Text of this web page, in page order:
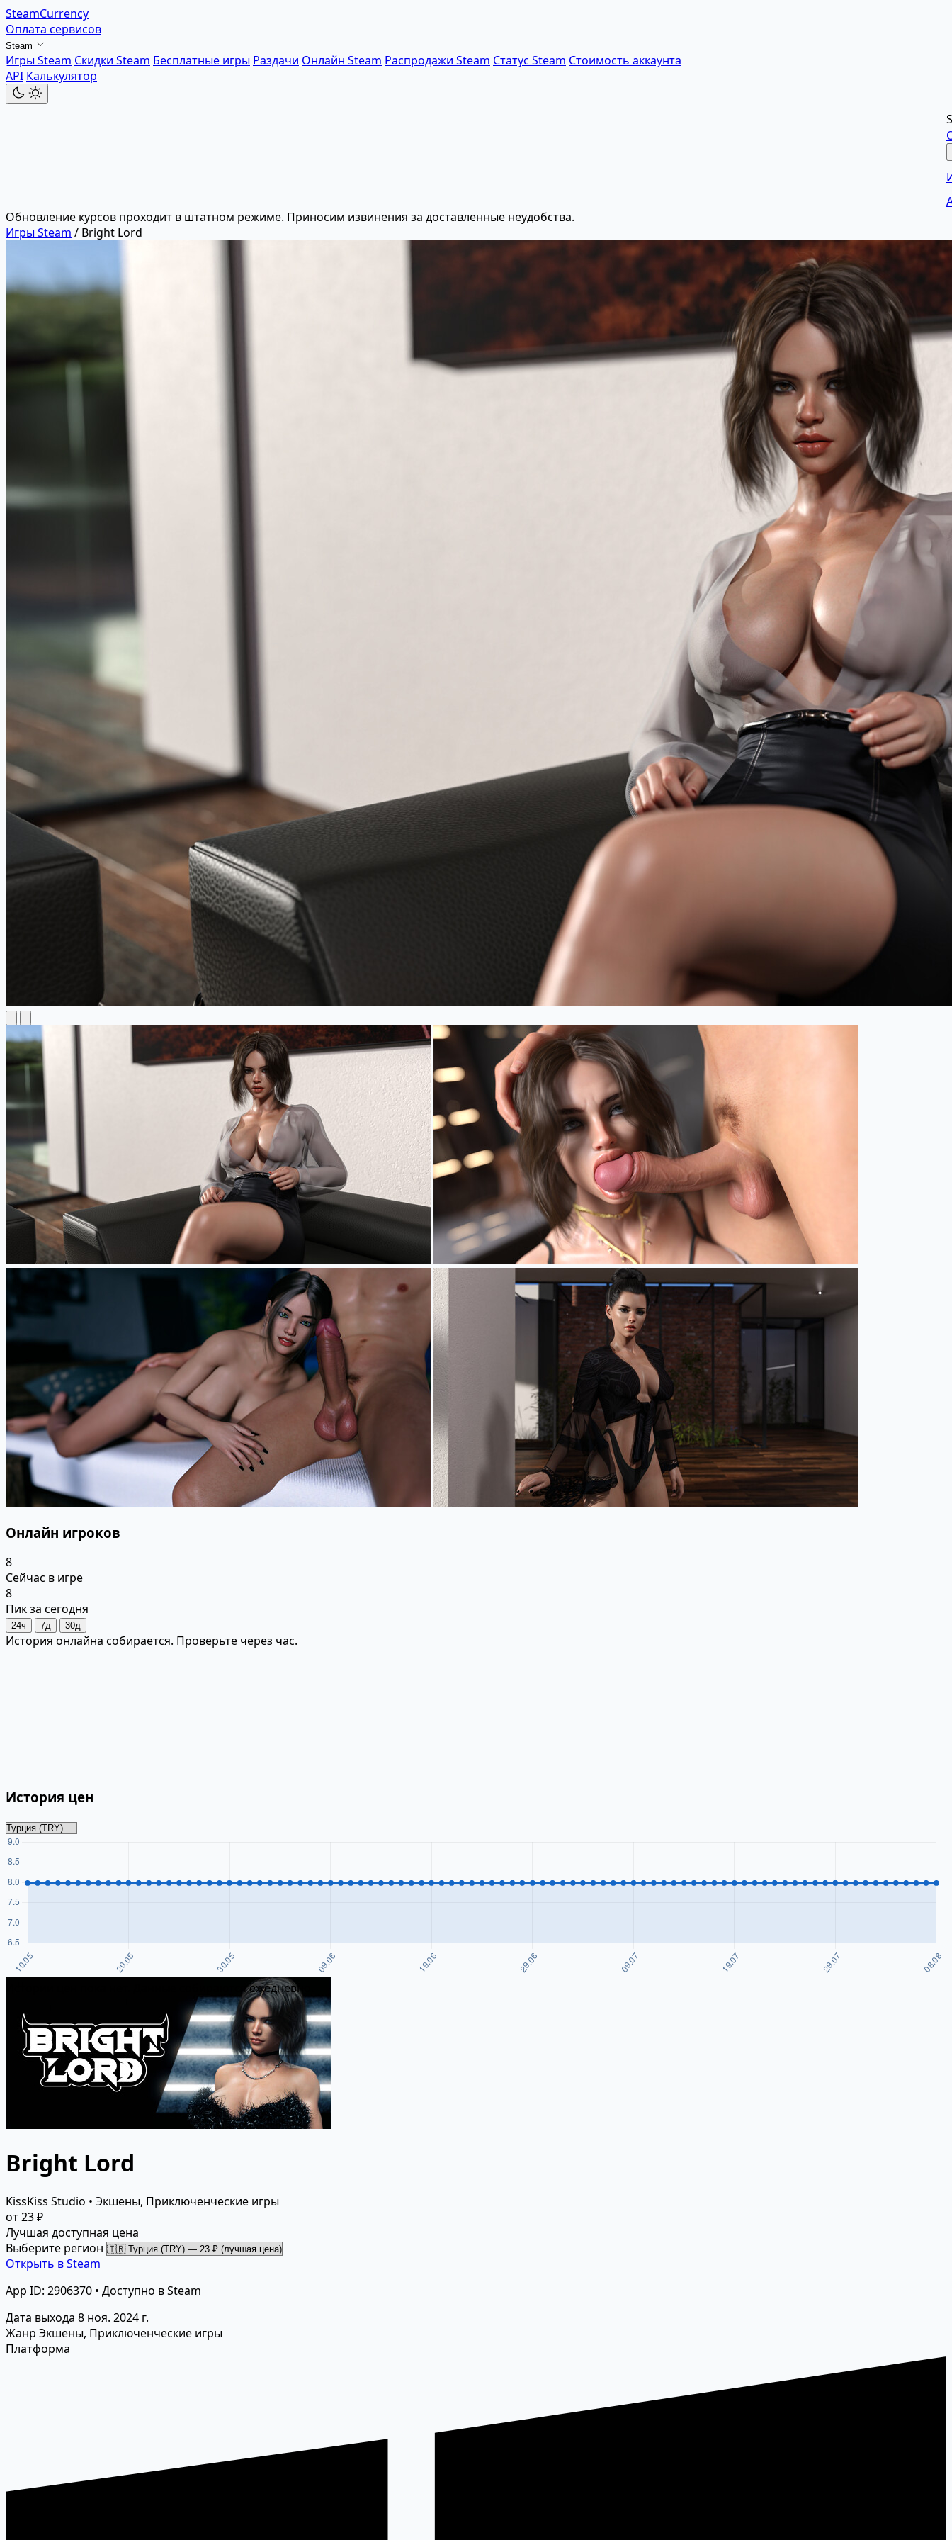
SteamCurrency
Оплата сервисов
Steam
Игры Steam Скидки Steam Бесплатные игры Раздачи Онлайн Steam Распродажи Steam Статус Steam Стоимость аккаунта
API Калькулятор
Обновление курсов проходит в штатном режиме. Приносим извинения за доставленные неудобства.
Игры Steam / Bright Lord
Онлайн игроков
8
Сейчас в игре
8
Пик за сегодня
24ч 7д 30д
История онлайна собирается. Проверьте через час.
История цен
Истории цен пока нет. Данные собираются ежедневно.
Bright Lord
KissKiss Studio • Экшены, Приключенческие игры
от 23 ₽
Лучшая доступная цена
Выберите регион
Открыть в Steam
App ID: 2906370 • Доступно в Steam
Дата выхода 8 ноя. 2024 г.
Жанр Экшены, Приключенческие игры
Платформа